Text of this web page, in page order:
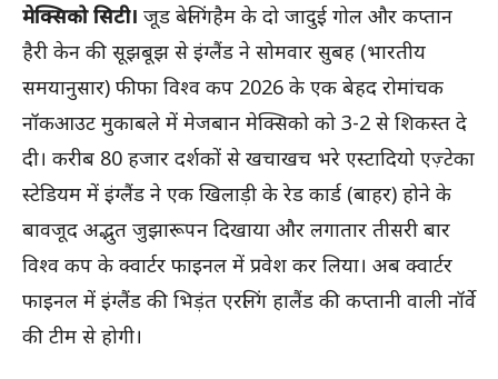
मेक्सिको सिटी। जूड बेलिंगहैम के दो जादुई गोल और कप्तान
हैरी केन की सूझबूझ से इंग्लैंड ने सोमवार सुबह (भारतीय
समयानुसार) फीफा विश्व कप 2026 के एक बेहद रोमांचक
नॉकआउट मुकाबले में मेजबान मेक्सिको को 3-2 से शिकस्त दे
दी। करीब 80 हजार दर्शकों से खचाखच भरे एस्टादियो एज़्टेका
स्टेडियम में इंग्लैंड ने एक खिलाड़ी के रेड कार्ड (बाहर) होने के
बावजूद अद्भुत जुझारूपन दिखाया और लगातार तीसरी बार
विश्व कप के क्वार्टर फाइनल में प्रवेश कर लिया। अब क्वार्टर
फाइनल में इंग्लैंड की भिड़ंत एरलिंग हालैंड की कप्तानी वाली नॉर्वे
की टीम से होगी।